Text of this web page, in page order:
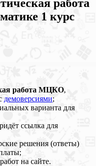
работа
1 курс
работа МЦКО,
демоверсиями;
варианта для
ссылка для
решения (ответы)
работ на сайте.